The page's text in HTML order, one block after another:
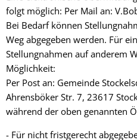
folgt möglich: Per Mail an:
Bei Bedarf können
Weg abgegeben werden. Für
Stellungnahmen auf anderem
Möglichkeit:
Per Post an: Gemeinde
Ahrensböker Str. 7, 23617
während der oben genannten
- Für nicht fristgerecht